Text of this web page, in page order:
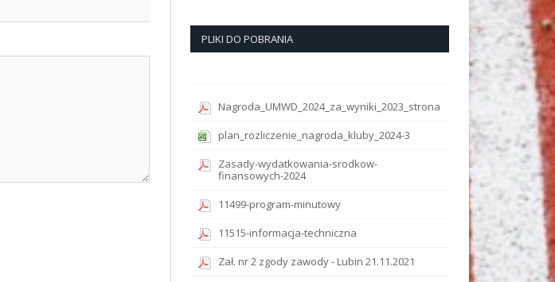
PLIKI DO POBRANIA
Nagroda_UMWD_2024_za_wyniki_2023_strona
plan_rozliczenie_nagroda_kluby_2024-3
Zasady-wydatkowania-srodkow-
finansowych-2024
11499-program-minutowy
11515-informacja-techniczna
Zał. nr 2 zgody zawody - Lubin 21.11.2021